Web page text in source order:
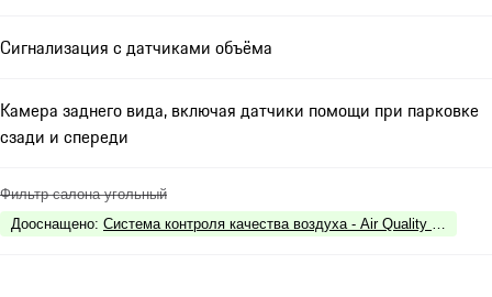
Сигнализация с датчиками объёма
Камера заднего вида, включая датчики помощи при парковке
сзади и спереди
Фильтр салона угольный
Дооснащено: Система контроля качества воздуха - Air Quality System